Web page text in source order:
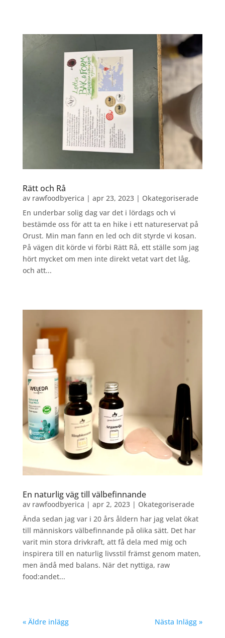
Rätt och Rå
av rawfoodbyerica | apr 23, 2023| Okategoriserade
En underbar solig dag var det i lördags och vi
bestämde oss för att ta en hike i ett natureservat på
Orust. Min man fann en led och dit styrde vi kosan.
På vägen dit körde vi förbi Rätt Rå, ett ställe som jag
hört mycket om men inte direkt vetat vart det låg,
och att...
En naturlig väg till välbefinnande
av rawfoodbyerica | apr 2, 2023| Okategoriserade
Ända sedan jag var i 20 års åldern har jag velat ökat
till människors välbefinnande på olika sätt. Det har
varit min stora drivkraft, att få dela med mig och
inspirera till en naturlig livsstil främst genom maten,
men ändå med balans. När det nyttiga, raw
food:andet...
« Äldre inlägg Nästa Inlägg »